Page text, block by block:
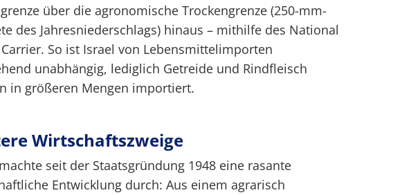
über die agronomische Trockengrenze (250-mm-
des Jahresniederschlags) hinaus – mithilfe des National
So ist Israel von Lebensmittelimporten
unabhängig, lediglich Getreide und Rindfleisch
in größeren Mengen importiert.
Wirtschaftszweige
seit der Staatsgründung 1948 eine rasante
Entwicklung durch: Aus einem agrarisch